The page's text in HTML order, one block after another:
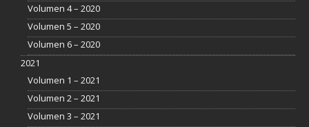
Volumen 4 – 2020
Volumen 5 – 2020
Volumen 6 – 2020
2021
Volumen 1 – 2021
Volumen 2 – 2021
Volumen 3 – 2021